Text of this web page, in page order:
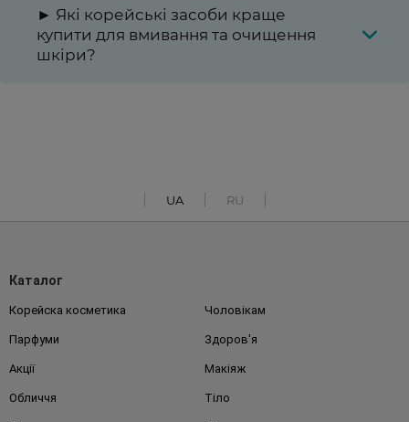
► Які корейські засоби краще
купити для вмивання та очищення
шкіри?
UA RU
Каталог
Корейска косметика Чоловікам
Парфуми Здоров'я
Акції Макіяж
Обличчя Тіло